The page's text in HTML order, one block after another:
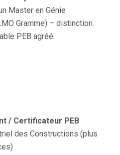
Master en Génie
Gramme) – distinction.
PEB agréé.
/ Certificateur PEB
des Constructions (plus